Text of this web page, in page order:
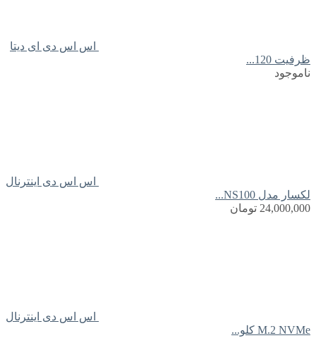
اس اس دی ای دیتا
ظرفیت 120...
ناموجود
اس اس دی اینترنال
لکسار مدل NS100...
24,000,000 تومان
اس اس دی اینترنال
M.2 NVMe کلو...